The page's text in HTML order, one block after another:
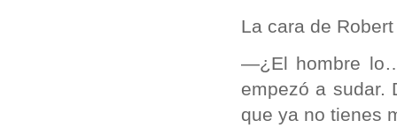
La cara de
—¿El hombre
empezó a sudar.
que ya no tienes